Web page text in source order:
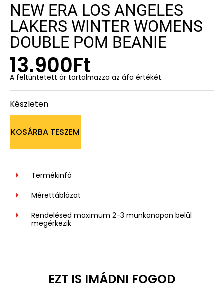
NEW ERA LOS ANGELES
LAKERS WINTER WOMENS
DOUBLE POM BEANIE
13.900Ft
A feltüntetett ár tartalmazza az áfa értékét.
Készleten
KOSÁRBA TESZEM
Termékinfó
Mérettáblázat
Rendelésed maximum 2-3 munkanapon belül
megérkezik
EZT IS IMÁDNI FOGOD